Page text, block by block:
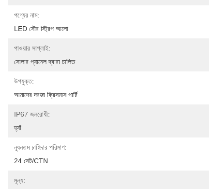
পণ্যের নাম:
LED সৌর স্ট্রিপ আলো
পাওয়ার সাপ্লাই:
সোলার প্যানেল দ্বারা চালিত
উপযুক্ত:
আমাদের দরজা ক্রিসমাস পার্টি
IP67 জলরোধী:
হ্যাঁ
ন্যূনতম চাহিদার পরিমাণ:
24 সেট/CTN
মূল্য: